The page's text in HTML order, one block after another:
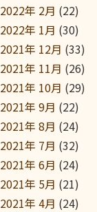
2022年 2月 (22)
2022年 1月 (30)
2021年 12月 (33)
2021年 11月 (26)
2021年 10月 (29)
2021年 9月 (22)
2021年 8月 (24)
2021年 7月 (32)
2021年 6月 (24)
2021年 5月 (21)
2021年 4月 (24)